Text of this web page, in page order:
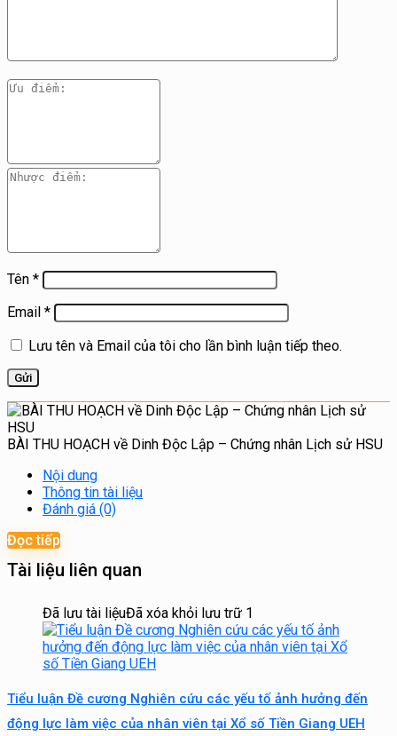
Tên *
Email *
Lưu tên và Email của tôi cho lần bình luận tiếp theo.
BÀI THU HOẠCH về Dinh Độc Lập – Chứng nhân Lịch sử HSU
Nội dung
Thông tin tài liệu
Đánh giá (0)
Đọc tiếp
Tài liệu liên quan
Đã lưu tài liệuĐã xóa khỏi lưu trữ 1
Tiểu luận Đề cương Nghiên cứu các yếu tố ảnh hưởng đến
động lực làm việc của nhân viên tại Xổ số Tiền Giang UEH